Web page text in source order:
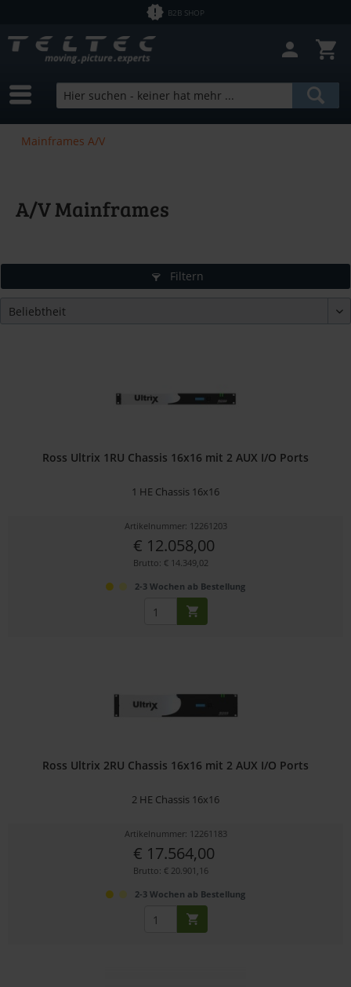
B2B SHOP
Mainframes A/V
A/V Mainframes
Filtern
Ross Ultrix 1RU Chassis 16x16 mit 2 AUX I/O Ports
1 HE Chassis 16x16
Artikelnummer: 12261203
€ 12.058,00
Brutto: € 14.349,02
2-3 Wochen ab Bestellung
Ross Ultrix 2RU Chassis 16x16 mit 2 AUX I/O Ports
2 HE Chassis 16x16
Artikelnummer: 12261183
€ 17.564,00
Brutto: € 20.901,16
2-3 Wochen ab Bestellung